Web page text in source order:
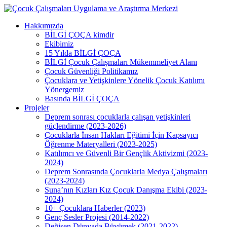
Skip
main
Menu
Hakkımızda
BİLGİ ÇOÇA kimdir
Ekibimiz
15 Yılda BİLGİ ÇOÇA
BİLGİ Çocuk Çalışmaları Mükemmeliyet Alanı
Çocuk Güvenliği Politikamız
Çocuklara ve Yetişkinlere Yönelik Çocuk Katılımı
Yönergemiz
Basında BİLGİ ÇOÇA
Projeler
Deprem sonrası çocuklarla çalışan yetişkinleri
güçlendirme (2023-2026)
Çocuklarla İnsan Hakları Eğitimi İçin Kapsayıcı
Öğrenme Materyalleri (2023-2025)
Katılımcı ve Güvenli Bir Gençlik Aktivizmi (2023-
2024)
Deprem Sonrasında Çocuklarla Medya Çalışmaları
(2023-2024)
Suna’nın Kızları Kız Çocuk Danışma Ekibi (2023-
2024)
10+ Çocuklara Haberler (2023)
Genç Sesler Projesi (2014-2022)